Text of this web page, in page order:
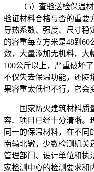
（5）查验送检保温
验证材料合格与否的重要
导热系数、强度、尺寸稳
的容重每立方米是48到
数，大量添加无机料，大
100公斤以上，严重破坏
不仅失去保温功能，还陡
果容重太低也不行，它会
国家防火建筑材料质
容、项目已经十分清晰。
同一的保温材料，在不同
南辕北辙，少数检测机关
管理部门、设计单位和执
家检测中心的检测要求和